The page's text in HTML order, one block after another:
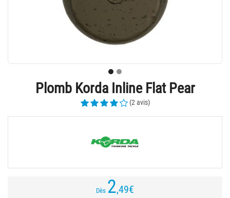
Plomb Korda Inline Flat Pear
(2 avis)
Dès 2,49€